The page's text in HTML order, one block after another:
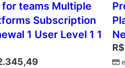
for teams Multiple
Subscription
1 User Level 1 1
R$